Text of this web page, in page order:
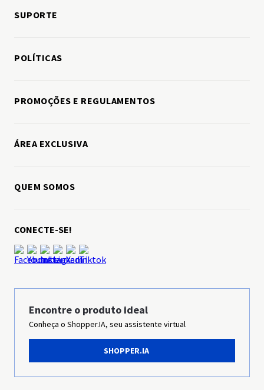
SUPORTE
Política de entregas
Política de pagamentos
Manuais, drivers e softwares
POLÍTICAS
Política de cookies
PROMOÇÕES E REGULAMENTOS
ÁREA EXCLUSIVA
QUEM SOMOS
Ética & Compliance
Grupo Panasonic
Imprensa
Panasonic Business
Pilhas
CONECTE-SE!
Encontre o produto ideal
Conheça o Shopper.IA, seu assistente virtual
SHOPPER.IA